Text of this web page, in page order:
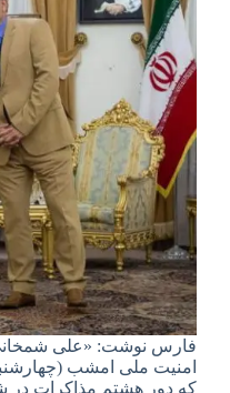
فارس نوشت: «علی
که دور هشتم مذاکرات در